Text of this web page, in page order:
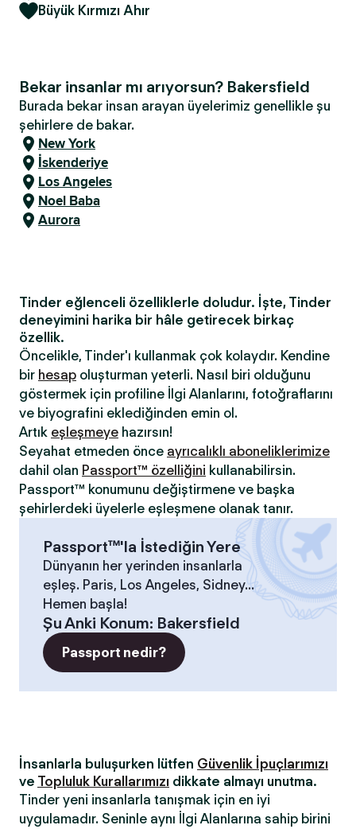
Büyük Kırmızı Ahır
Bekar insanlar mı arıyorsun? Bakersfield
Burada bekar insan arayan üyelerimiz genellikle şu
şehirlere de bakar.
New York
İskenderiye
Los Angeles
Noel Baba
Aurora
Tinder eğlenceli özelliklerle doludur. İşte, Tinder
deneyimini harika bir hâle getirecek birkaç
özellik.
Öncelikle, Tinder'ı kullanmak çok kolaydır. Kendine
bir hesap oluşturman yeterli. Nasıl biri olduğunu
göstermek için profiline İlgi Alanlarını, fotoğraflarını
ve biyografini eklediğinden emin ol.
Artık eşleşmeye hazırsın!
Seyahat etmeden önce ayrıcalıklı aboneliklerimize
dahil olan Passport™ özelliğini kullanabilirsin.
Passport™ konumunu değiştirmene ve başka
şehirlerdeki üyelerle eşleşmene olanak tanır.
Passport™'la İstediğin Yere
Dünyanın her yerinden insanlarla
eşleş. Paris, Los Angeles, Sidney...
Hemen başla!
Şu Anki Konum: Bakersfield
Passport nedir?
İnsanlarla buluşurken lütfen Güvenlik İpuçlarımızı
ve Topluluk Kurallarımızı dikkate almayı unutma.
Tinder yeni insanlarla tanışmak için en iyi
uygulamadır. Seninle aynı İlgi Alanlarına sahip birini